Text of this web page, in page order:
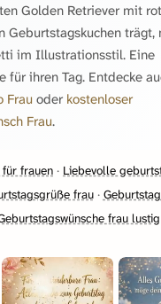
Golden Retriever mit
Geburtstagskuchen trägt,
im Illustrationsstil. Eine
für ihren Tag. Entdecke
Frau oder kostenloser
Frau.
für frauen · Liebevolle
frau·
frau lustig